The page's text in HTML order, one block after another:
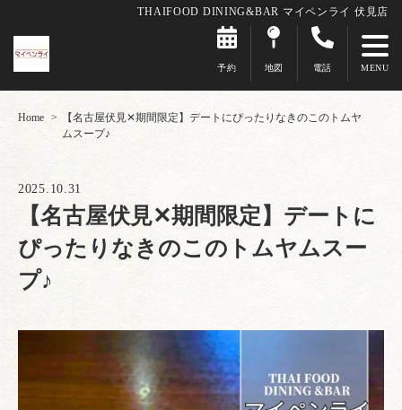
THAIFOOD DINING&BAR マイペンライ 伏見店
予約 地図 電話
Home
【名古屋伏見✕期間限定】デートにぴったりなきのこのトムヤ
ムスープ♪
2025.10.31
【名古屋伏見✕期間限定】デートに
ぴったりなきのこのトムヤムスー
プ♪